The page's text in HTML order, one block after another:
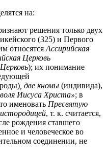
на:
решения только двух
(325) и Первого
относятся Ассирийская
Церковь
); их понимание
, две кномы (индивида),
Иисуса Христа»; в
именовать Пресвятую
, т. к. считается,
рождения ставшего
и человеческое во
соединении, не